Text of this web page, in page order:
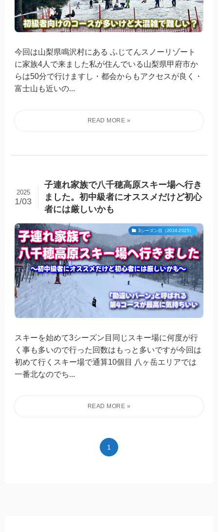
今回は山梨県鳴沢村にある ふじてんスノーリゾート
に家族4人で来ました私が住んでいる山梨県甲府市か
らは50分で行けますし・都会からもアクセスが良く・
富士山も近いの...
子連れ家族で八千穂高原スキー場へ行き
ました。初中級者にオススメだけど初心
者には厳しいかも
2025
1/03
3シーズン目（2024-2025）
スキーを始めて3シーズン目同じスキー場に何度が行
く事も多いので行った回数はもっと多いですが今回は
初めて行くスキー場で通算10個目 八ヶ岳エリアでは
一番北なのでち...
1